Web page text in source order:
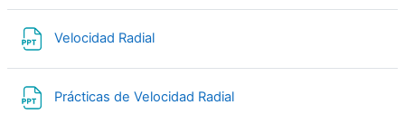
Velocidad Radial
Prácticas de Velocidad Radial